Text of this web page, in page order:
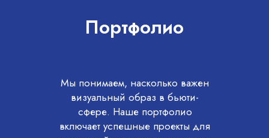
Портфолио
Мы понимаем, насколько важен
визуальный образ в бьюти-
сфере. Наше портфолио
включает успешные проекты для